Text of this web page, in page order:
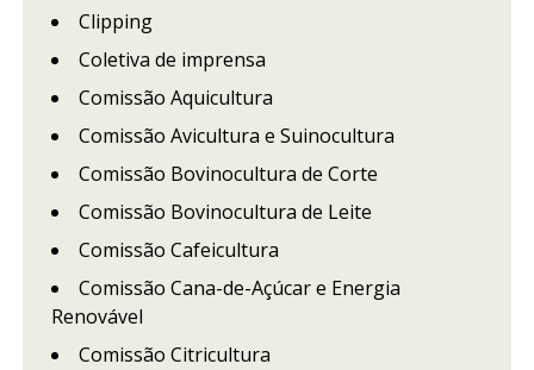
Clipping
Coletiva de imprensa
Comissão Aquicultura
Comissão Avicultura e Suinocultura
Comissão Bovinocultura de Corte
Comissão Bovinocultura de Leite
Comissão Cafeicultura
Comissão Cana-de-Açúcar e Energia
Renovável
Comissão Citricultura